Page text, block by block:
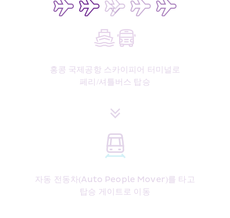
홍콩 국제공항 스카이피어 터미널로
페리/셔틀버스 탑승
자동 전동차(Auto People Mover)를 타고
탑승 게이트로 이동